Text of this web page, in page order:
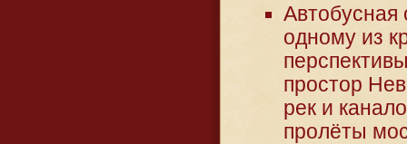
Автобусная
одному из
простор
рек и
пролёты